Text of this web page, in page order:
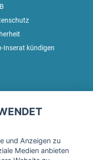
Inserat kündigen
und erhalte regelmäßig
und Anzeigen zu
Medien anbieten